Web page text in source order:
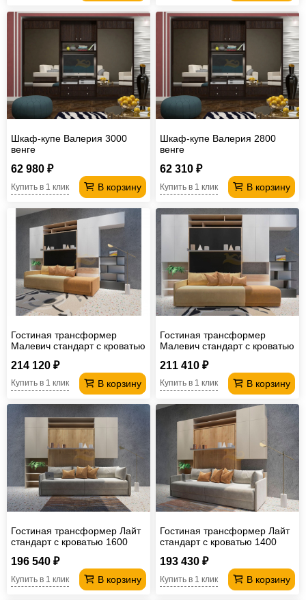
Шкаф-купе Валерия 3000
венге
62 980 ₽
В корзину
Купить в 1 клик
Шкаф-купе Валерия 2800
венге
62 310 ₽
В корзину
Купить в 1 клик
Гостиная трансформер
Малевич стандарт с кроватью
214 120 ₽
В корзину
Купить в 1 клик
Гостиная трансформер
Малевич стандарт с кроватью
211 410 ₽
В корзину
Купить в 1 клик
Гостиная трансформер Лайт
стандарт с кроватью 1600
196 540 ₽
В корзину
Купить в 1 клик
Гостиная трансформер Лайт
стандарт с кроватью 1400
193 430 ₽
В корзину
Купить в 1 клик